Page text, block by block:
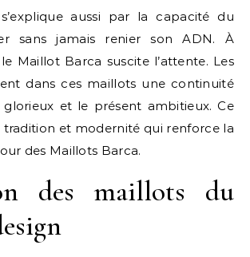
aussi par la capacité du
sans jamais renier son ADN. À
Maillot Barca suscite l’attente. Les
dans ces maillots une continuité
glorieux et le présent ambitieux. Ce
et modernité qui renforce la
des Maillots Barca.
des maillots du